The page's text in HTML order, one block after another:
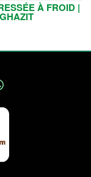
À FROID |